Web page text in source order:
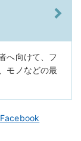
へ向けて、フ
モノなどの最
Facebook